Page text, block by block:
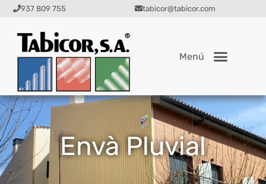
937 809 755 tabicor@tabicor.com
Envà Pluvial